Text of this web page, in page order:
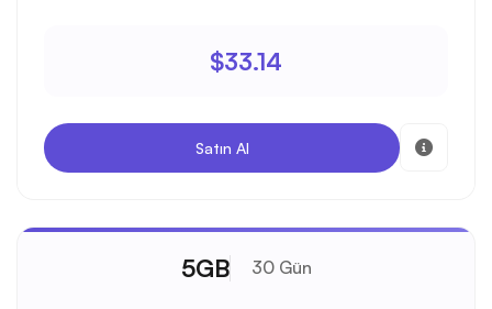
$33.14
Satın Al
5GB 30 Gün